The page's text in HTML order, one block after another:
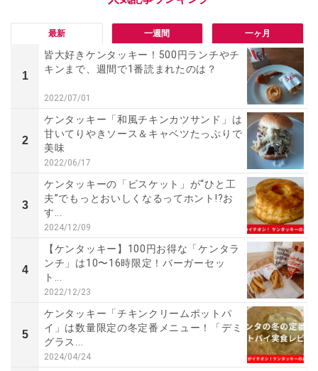
最新 一週間 一ヶ月
1
皆大好きケンタッキー！500円ランチやチ
キンまで、週間で1番読まれたのは？
2022/07/01
2
ケンタッキー「和風チキンカツサンド」は
甘いてりやきソース＆キャベツたっぷりで
美味
2022/06/17
3
ケンタッキーの「ビスケット」が“ひと工
夫”でもっとおいしくなるってホント!?お
す...
2024/12/09
4
【ケンタッキー】100円お得な「ケンタラ
ンチ」は10〜16時限定！バーガーセッ
ト...
2022/12/23
5
ケンタッキー「チキンクリームポットパ
イ」は数量限定の冬定番メニュー！「デミ
グラス...
2024/04/24